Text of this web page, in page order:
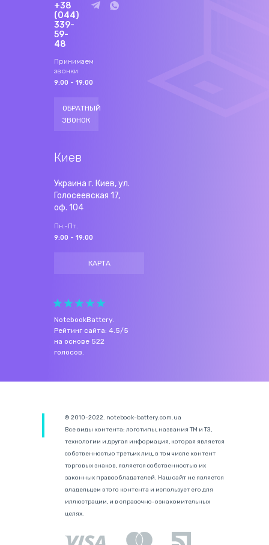
+38
(044)
339-
59-
48
Принимаем
звонки
9:00 - 19:00
ОБРАТНЫЙ
ЗВОНОК
Киев
Украина г. Киев, ул.
Голосеевская 17,
оф. 104
Пн.-Пт.
9:00 - 19:00
КАРТА
NotebookBattery.
Рейтинг сайта: 4.5/5
на основе 522
голосов.
© 2010-2022. notebook-battery.com.ua
Все виды контента: логотипы, названия ТМ и ТЗ,
технологии и другая информация, которая является
собственностью третьих лиц, в том числе контент
торговых знаков, является собственностью их
законных правообладателей. Наш сайт не является
владельцем этого контента и использует его для
иллюстрации, и в справочно-ознакомительных
целях.